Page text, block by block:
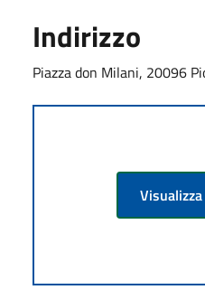
Indirizzo
Piazza don Milani, 20096